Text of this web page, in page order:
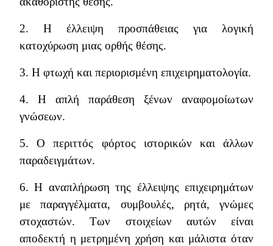
2. Η έλλειψη προσπάθειας για λογική
κατοχύρωση μιας ορθής θέσης.
3. Η φτωχή και περιορισμένη επιχειρηματολογία.
4. Η απλή παράθεση ξένων αναφομοίωτων
γνώσεων.
5. Ο περιττός φόρτος ιστορικών και άλλων
παραδειγμάτων.
6. Η αναπλήρωση της έλλειψης επιχειρημάτων
με παραγγέλματα, συμβουλές, ρητά, γνώμες
στοχαστών. Των στοιχείων αυτών είναι
αποδεκτή η μετρημένη χρήση και μάλιστα όταν